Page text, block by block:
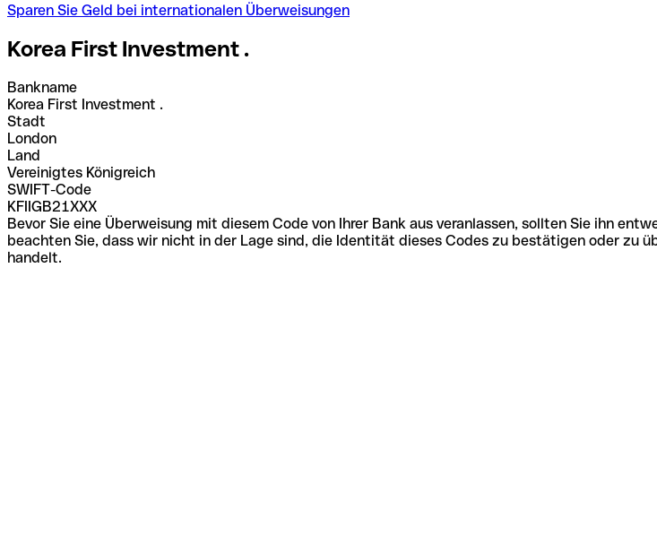
Sparen Sie Geld bei internationalen Überweisungen
Korea First Investment .
Bankname
Korea First Investment .
Stadt
London
Land
Vereinigtes Königreich
SWIFT-Code
KFIIGB21XXX
Bevor Sie eine Überweisung mit diesem Code von Ihrer Bank aus veranlassen, sollten Sie ihn
beachten Sie, dass wir nicht in der Lage sind, die Identität dieses Codes zu bestätigen oder zu
handelt.